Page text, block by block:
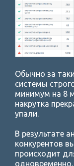
Обычно за
системы
минимум на 8
накрутка
упали.
В результате
конкурентов
происходит
одновременно.